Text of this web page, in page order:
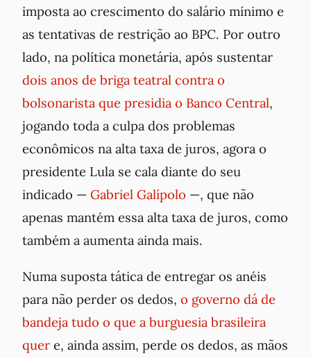
imposta ao crescimento do salário mínimo e
as tentativas de restrição ao BPC. Por outro
lado, na política monetária, após sustentar
dois anos de briga teatral contra o
bolsonarista que presidia o Banco Central,
jogando toda a culpa dos problemas
econômicos na alta taxa de juros, agora o
presidente Lula se cala diante do seu
indicado — Gabriel Galípolo —, que não
apenas mantém essa alta taxa de juros, como
também a aumenta ainda mais.
Numa suposta tática de entregar os anéis
para não perder os dedos, o governo dá de
bandeja tudo o que a burguesia brasileira
quer e, ainda assim, perde os dedos, as mãos